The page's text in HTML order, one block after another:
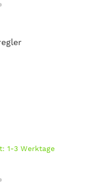
1-3 Werktage